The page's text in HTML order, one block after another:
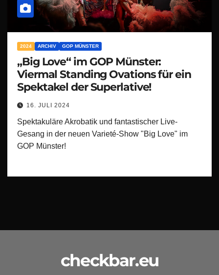
2024 ARCHIV GOP MÜNSTER
„Big Love“ im GOP Münster:
Viermal Standing Ovations für ein
Spektakel der Superlative!
16. JULI 2024
Spektakuläre Akrobatik und fantastischer Live-
Gesang in der neuen Varieté-Show "Big Love" im
GOP Münster!
checkbar.eu